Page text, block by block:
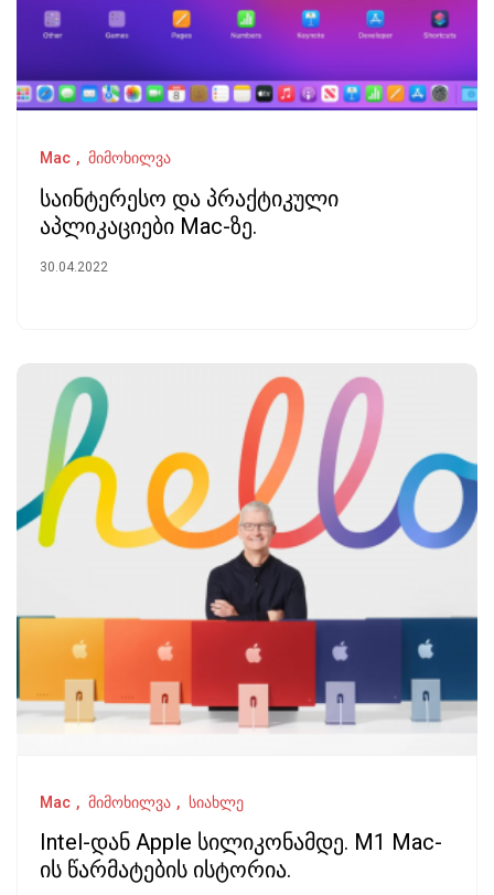
Mac მიმოხილვა
საინტერესო და პრაქტიკული
აპლიკაციები Mac-ზე.
30.04.2022
Mac მიმოხილვა სიახლე
Intel-დან Apple სილიკონამდე. M1 Mac-
ის წარმატების ისტორია.